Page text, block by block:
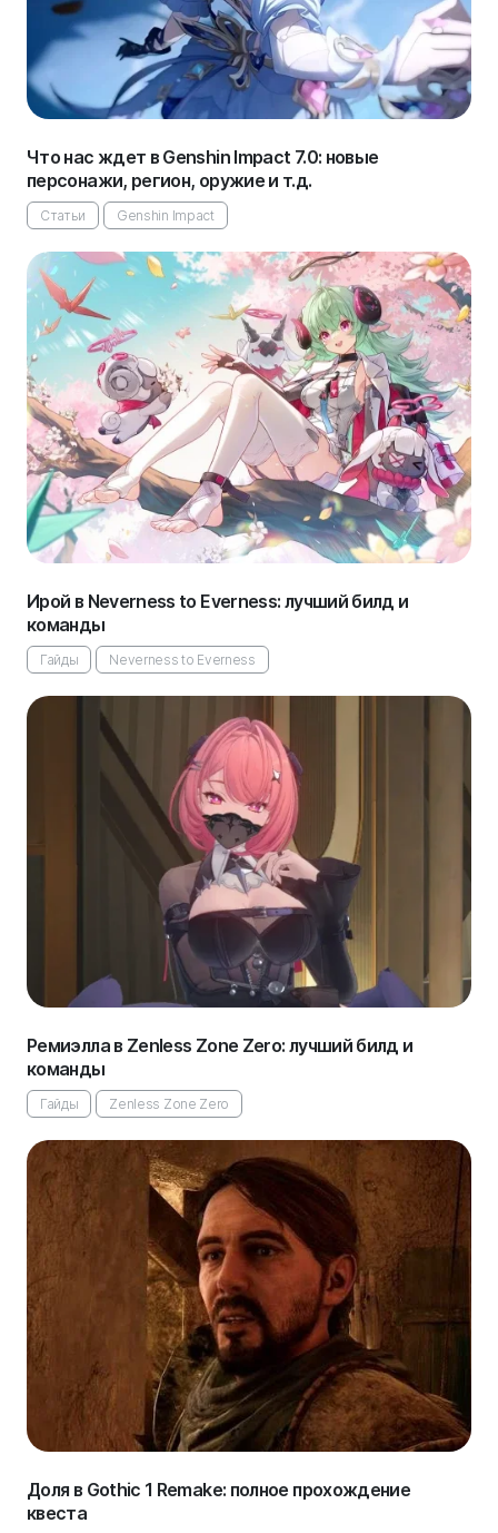
Что нас ждет в Genshin Impact 7.0: новые
персонажи, регион, оружие и т.д.
Статьи Genshin Impact
Ирой в Neverness to Everness: лучший билд и
команды
Гайды Neverness to Everness
Ремиэлла в Zenless Zone Zero: лучший билд и
команды
Гайды Zenless Zone Zero
Доля в Gothic 1 Remake: полное прохождение
квеста